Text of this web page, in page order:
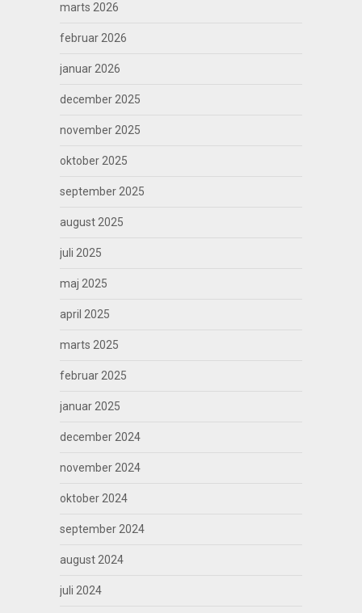
marts 2026
februar 2026
januar 2026
december 2025
november 2025
oktober 2025
september 2025
august 2025
juli 2025
maj 2025
april 2025
marts 2025
februar 2025
januar 2025
december 2024
november 2024
oktober 2024
september 2024
august 2024
juli 2024